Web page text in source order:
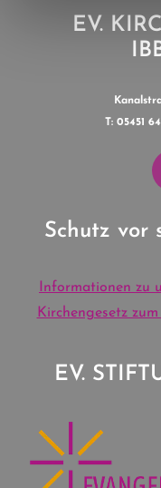
EV.
T: 05451
Schutz vor
Informationen zu
Kirchengesetz
EV.